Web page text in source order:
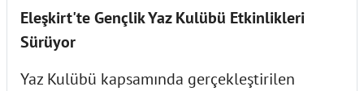
Eleşkirt'te Gençlik Yaz Kulübü Etkinlikleri
Sürüyor
Yaz Kulübü kapsamında gerçekleştirilen